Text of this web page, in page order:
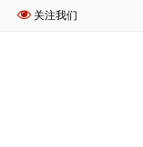
关注我们